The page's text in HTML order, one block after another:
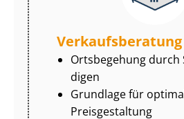
Ver­kaufs­be­ra­tung
Ortsbegehung
di­gen
Grundlage für
Preisgestaltung